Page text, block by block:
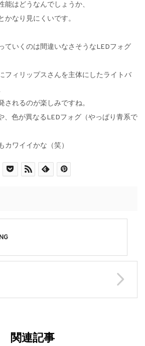
能はどうなんでしょうか、
なり見にくいです。
ていくのは間違いなさそうなLEDフォグ
フィリップスさんを主体にしたライトバ
されるのが楽しみですね。
、色が異なるLEDフォグ（やっぱり青系で
ワイイかな（笑）
関連記事